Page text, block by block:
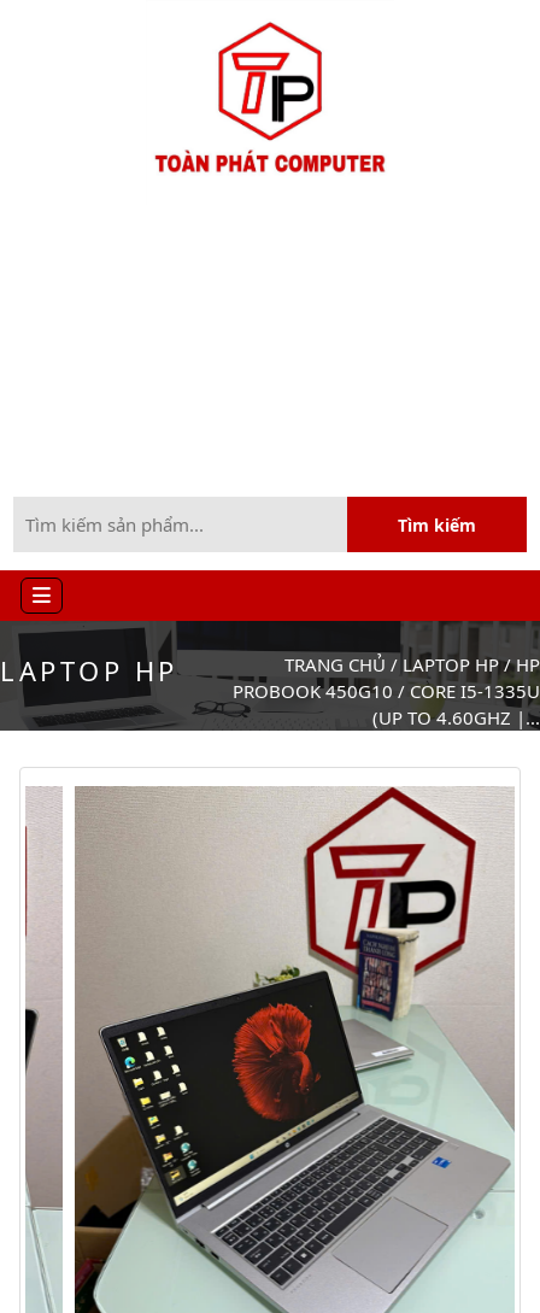
Tìm kiếm
LAPTOP HP TRANG CHỦ / LAPTOP HP/HP
PROBOOK 450G10 / CORE I5-1335U
(UP TO 4.60GHZ |...